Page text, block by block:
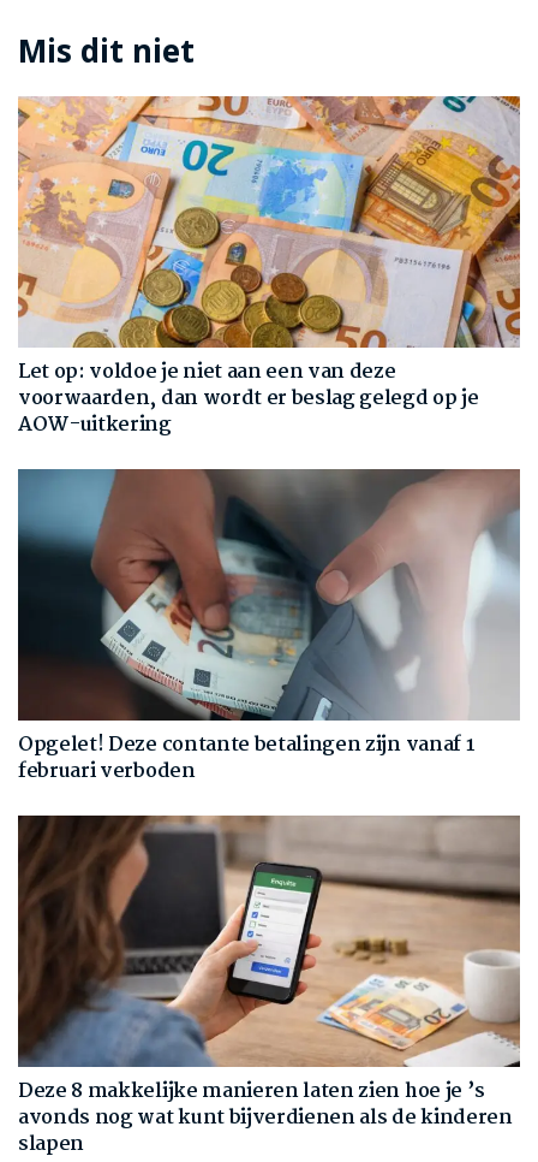
Mis dit niet
Let op: voldoe je niet aan een van deze
voorwaarden, dan wordt er beslag gelegd op je
AOW-uitkering
Opgelet! Deze contante betalingen zijn vanaf 1
februari verboden
Deze 8 makkelijke manieren laten zien hoe je ’s
avonds nog wat kunt bijverdienen als de kinderen
slapen